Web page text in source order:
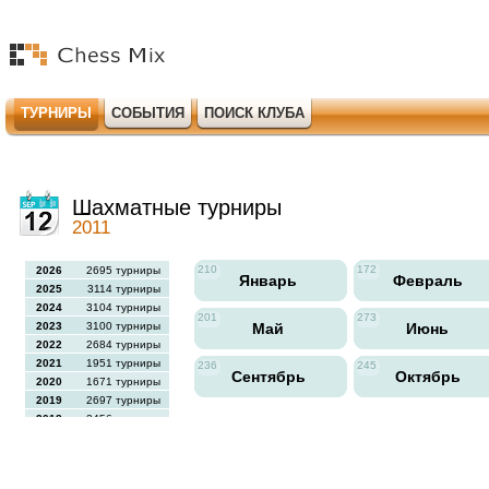
ТУРНИРЫ СОБЫТИЯ ПОИСК КЛУБА
Шахматные турниры
2011
2026
2695 турниры
2025
3114 турниры
2024
3104 турниры
2023
3100 турниры
2022
2684 турниры
2021
1951 турниры
2020
1671 турниры
2019
2697 турниры
2018
2456 турниры
210
Январь
172
Февраль
201
Май
273
Июнь
236
Сентябрь
245
Октябрь